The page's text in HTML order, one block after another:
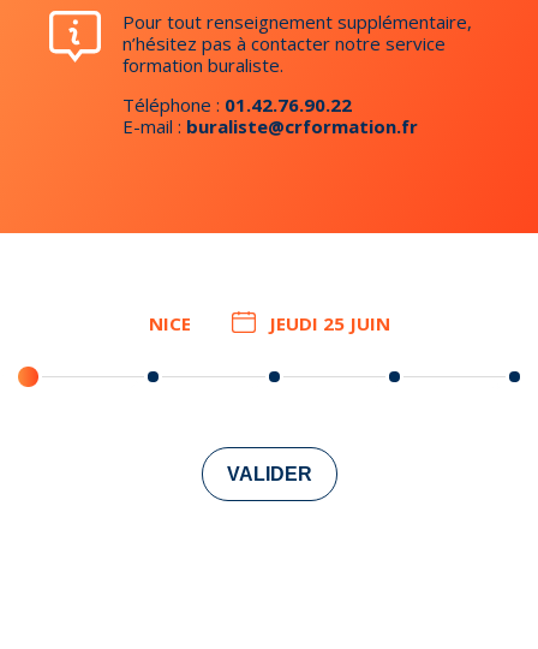
Pour tout renseignement supplémentaire,
n’hésitez pas à contacter notre service
formation buraliste.
Téléphone : 01.42.76.90.22
E-mail : buraliste@crformation.fr
NICE JEUDI 25 JUIN
VALIDER